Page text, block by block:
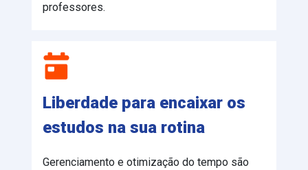
professores.
Liberdade para encaixar os
estudos na sua rotina
Gerenciamento e otimização do tempo são